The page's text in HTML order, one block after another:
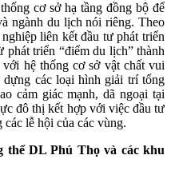
cơ sở hạ tầng đồng bộ để
ngành du lịch nói riêng. Theo
liên kết đầu tư phát triển
triển “điểm du lịch” thành
hệ thống cơ sở vật chất vui
các loại hình giải trí tổng
cảm giác mạnh, dã ngoại tại
đô thị kết hợp với việc đầu tư
lễ hội của các vùng.
thể DL Phú Thọ và các khu